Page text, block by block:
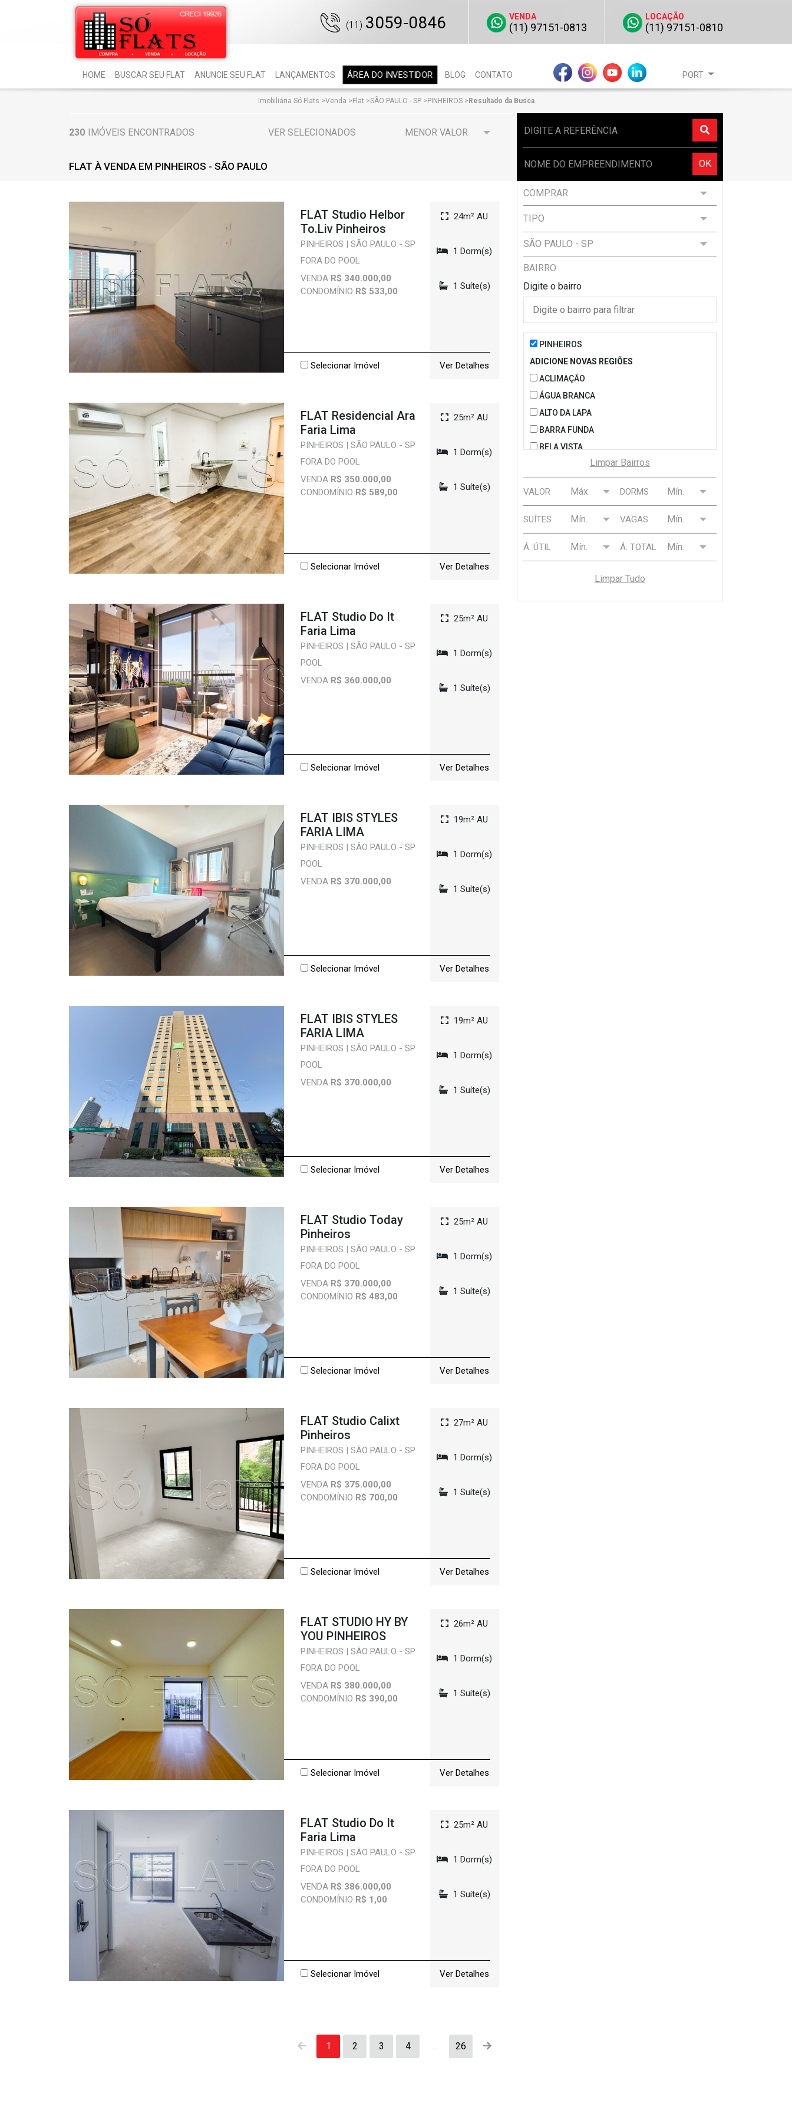
(11) 3059-0846 VENDA
(11) 97151-0813
LOCAÇÃO
(11) 97151-0810
HOME BUSCAR SEU FLAT ANUNCIE SEU FLAT LANÇAMENTOS ÁREA DO INVESTIDOR BLOG CONTATO PORT
Imobiliária Só Flats >Venda > Flat >SÃO PAULO - SP > PINHEIROS > Resultado da Busca
230 IMÓVEIS ENCONTRADOS VER SELECIONADOS
FLAT À VENDA EM PINHEIROS - SÃO PAULO
FLAT Studio Helbor
To.Liv Pinheiros
PINHEIROS | SÃO PAULO - SP
FORA DO POOL
VENDA R$ 340.000,00
CONDOMÍNIO R$ 533,00
24m² AU
1 Dorm(s)
1 Suíte(s)
Selecionar Imóvel Ver Detalhes
FLAT Residencial Ara
Faria Lima
PINHEIROS | SÃO PAULO - SP
FORA DO POOL
VENDA R$ 350.000,00
CONDOMÍNIO R$ 589,00
25m² AU
1 Dorm(s)
1 Suíte(s)
Selecionar Imóvel Ver Detalhes
FLAT Studio Do It
Faria Lima
PINHEIROS | SÃO PAULO - SP
POOL
VENDA R$ 360.000,00
25m² AU
1 Dorm(s)
1 Suíte(s)
Selecionar Imóvel Ver Detalhes
FLAT IBIS STYLES
FARIA LIMA
PINHEIROS | SÃO PAULO - SP
POOL
VENDA R$ 370.000,00
19m² AU
1 Dorm(s)
1 Suíte(s)
Selecionar Imóvel Ver Detalhes
FLAT IBIS STYLES
FARIA LIMA
PINHEIROS | SÃO PAULO - SP
POOL
VENDA R$ 370.000,00
19m² AU
1 Dorm(s)
1 Suíte(s)
Selecionar Imóvel Ver Detalhes
FLAT Studio Today
Pinheiros
PINHEIROS | SÃO PAULO - SP
FORA DO POOL
VENDA R$ 370.000,00
CONDOMÍNIO R$ 483,00
25m² AU
1 Dorm(s)
1 Suíte(s)
Selecionar Imóvel Ver Detalhes
FLAT Studio Calixt
Pinheiros
PINHEIROS | SÃO PAULO - SP
FORA DO POOL
VENDA R$ 375.000,00
CONDOMÍNIO R$ 700,00
27m² AU
1 Dorm(s)
1 Suíte(s)
Selecionar Imóvel Ver Detalhes
FLAT STUDIO HY BY
YOU PINHEIROS
PINHEIROS | SÃO PAULO - SP
FORA DO POOL
VENDA R$ 380.000,00
CONDOMÍNIO R$ 390,00
26m² AU
1 Dorm(s)
1 Suíte(s)
Selecionar Imóvel Ver Detalhes
FLAT Studio Do It
Faria Lima
PINHEIROS | SÃO PAULO - SP
FORA DO POOL
VENDA R$ 386.000,00
CONDOMÍNIO R$ 1,00
25m² AU
1 Dorm(s)
1 Suíte(s)
Selecionar Imóvel Ver Detalhes
OK
TIPO
BAIRRO
Digite o bairro
PINHEIROS
ADICIONE NOVAS REGIÕES
ACLIMAÇÃO
ÁGUA BRANCA
ALTO DA LAPA
BARRA FUNDA
BELA VISTA
BELENZINHO
BOSQUE DA SAÚDE
BRÁS
BROOKLIN
CAMPO BELO
Limpar Bairros
VALOR DORMS
SUÍTES VAGAS
Á. ÚTIL Á. TOTAL
Limpar Tudo
1 2 3 4 ... 26